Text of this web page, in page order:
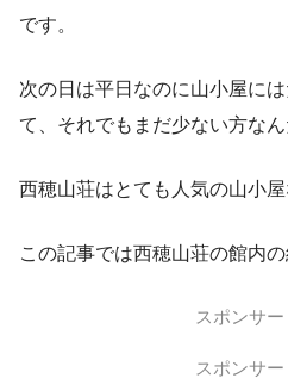
です。
次の日は平日なのに山小屋に
て、それでもまだ少ない方なん
西穂山荘はとても人気の山小屋
この記事では西穂山荘の館内の
スポンサー
スポンサー